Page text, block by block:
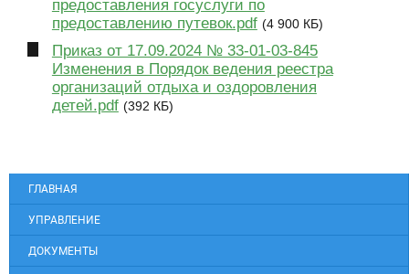
предоставления госуслуги по
предоставлению путевок.pdf (4 900 КБ)
Приказ от 17.09.2024 № 33-01-03-845
Изменения в Порядок ведения реестра
организаций отдыха и оздоровления
детей.pdf (392 КБ)
ГЛАВНАЯ
УПРАВЛЕНИЕ
ДОКУМЕНТЫ